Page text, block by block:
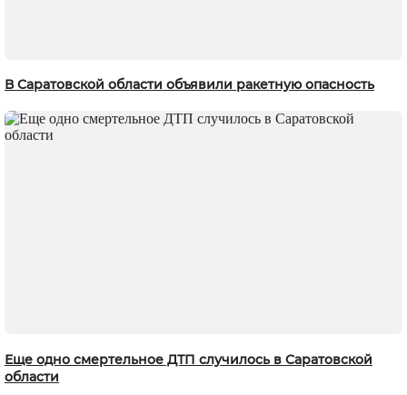
В Саратовской области объявили ракетную опасность
Еще одно смертельное ДТП случилось в Саратовской
области